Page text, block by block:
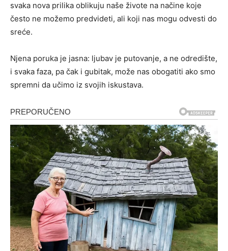
svaka nova prilika oblikuju naše živote na načine koje
često ne možemo predvideti, ali koji nas mogu odvesti do
sreće.
Njena poruka je jasna: ljubav je putovanje, a ne odredište,
i svaka faza, pa čak i gubitak, može nas obogatiti ako smo
spremni da učimo iz svojih iskustava.